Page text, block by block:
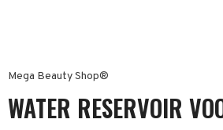
Mega Beauty Shop®
WATER RESERVOIR